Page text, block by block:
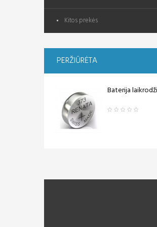
Kitos prekės
PERŽIŪRĖTA
Baterija